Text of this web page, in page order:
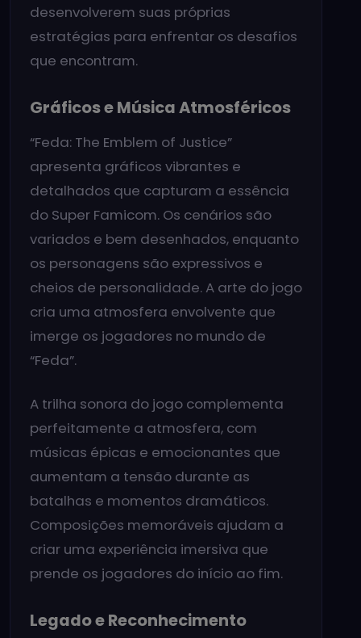
desenvolverem suas próprias
estratégias para enfrentar os desafios
que encontram.
Gráficos e Música Atmosféricos
“Feda: The Emblem of Justice”
apresenta gráficos vibrantes e
detalhados que capturam a essência
do Super Famicom. Os cenários são
variados e bem desenhados, enquanto
os personagens são expressivos e
cheios de personalidade. A arte do jogo
cria uma atmosfera envolvente que
imerge os jogadores no mundo de
“Feda”.
A trilha sonora do jogo complementa
perfeitamente a atmosfera, com
músicas épicas e emocionantes que
aumentam a tensão durante as
batalhas e momentos dramáticos.
Composições memoráveis ​​ajudam a
criar uma experiência imersiva que
prende os jogadores do início ao fim.
Legado e Reconhecimento